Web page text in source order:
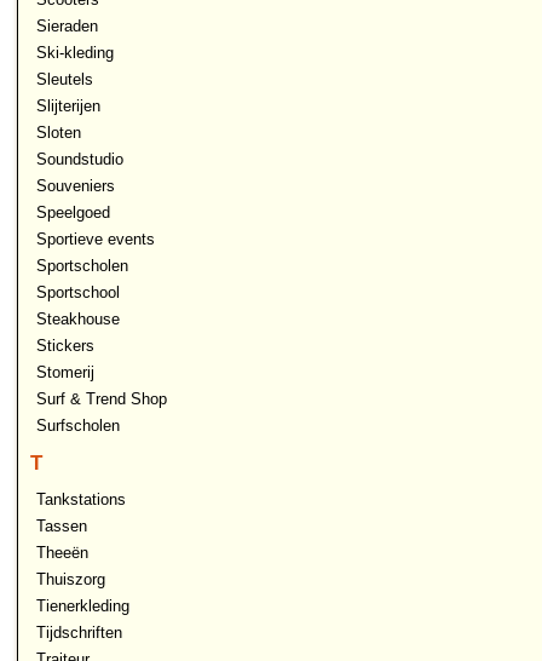
Sieraden
Ski-kleding
Sleutels
Slijterijen
Sloten
Soundstudio
Souveniers
Speelgoed
Sportieve events
Sportscholen
Sportschool
Steakhouse
Stickers
Stomerij
Surf & Trend Shop
Surfscholen
T
Tankstations
Tassen
Theeën
Thuiszorg
Tienerkleding
Tijdschriften